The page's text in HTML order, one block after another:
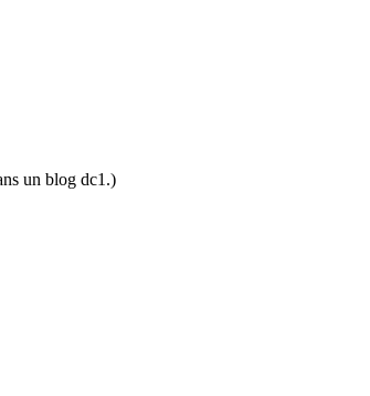
un blog dc1.)